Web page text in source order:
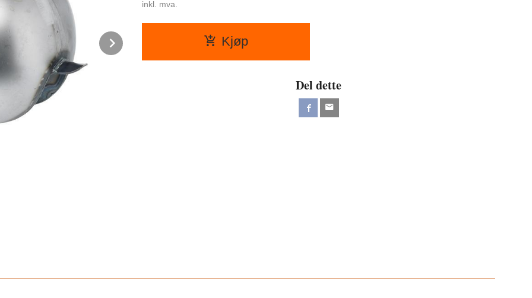
inkl. mva.
Kjøp
Del dette